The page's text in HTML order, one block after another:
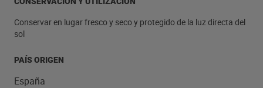
Conservar en lugar fresco y seco y protegido de la luz directa del
sol
PAÍS ORIGEN
España